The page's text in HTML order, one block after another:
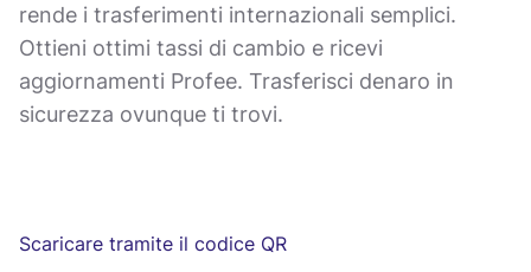
rende i trasferimenti internazionali semplici.
Ottieni ottimi tassi di cambio e ricevi
aggiornamenti Profee. Trasferisci denaro in
sicurezza ovunque ti trovi.
Scaricare tramite il codice QR